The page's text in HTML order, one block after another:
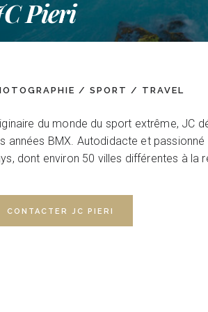
Pieri
/ SPORT / TRAVEL
du monde du sport extrême, JC
années BMX. Autodidacte et
dont environ 50 villes différentes à la
CONTACTER JC PIERI